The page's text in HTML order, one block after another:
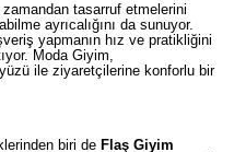
zamandan tasarruf etmelerini
ayrıcalığını da sunuyor.
yapmanın hız ve pratikliğini
Moda Giyim,
ile ziyaretçilerine konforlu bir
biri de Flaş Giyim